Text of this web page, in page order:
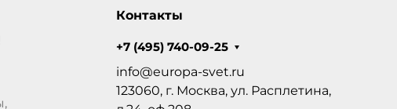
Контакты
+7 (495) 740-09-25
info@europa-svet.ru
123060, г. Москва, ул. Расплетина,